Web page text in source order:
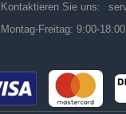
Kontaktieren Sie uns:
Montag-Freitag: 9:00-